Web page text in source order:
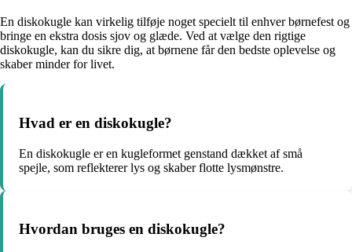
En diskokugle kan virkelig tilføje noget specielt til enhver børnefest og
bringe en ekstra dosis sjov og glæde. Ved at vælge den rigtige
diskokugle, kan du sikre dig, at børnene får den bedste oplevelse og
skaber minder for livet.
Hvad er en diskokugle?
En diskokugle er en kugleformet genstand dækket af små
spejle, som reflekterer lys og skaber flotte lysmønstre.
Hvordan bruges en diskokugle?